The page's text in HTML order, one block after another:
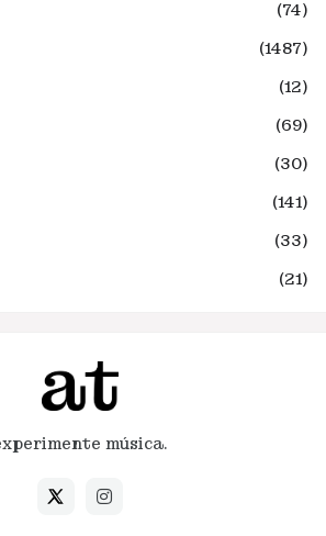
(74)
(1487)
(12)
(69)
(30)
(141)
(33)
(21)
música.